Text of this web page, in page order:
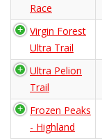
Race
Virgin Forest
Ultra Trail
Ultra Pelion
Trail
Frozen Peaks
- Highland